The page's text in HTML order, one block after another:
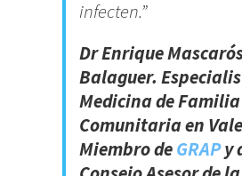
infecten.”
Dr Enrique
Balaguer.
Medicina de
Comunitaria en
Miembro deGRAPy